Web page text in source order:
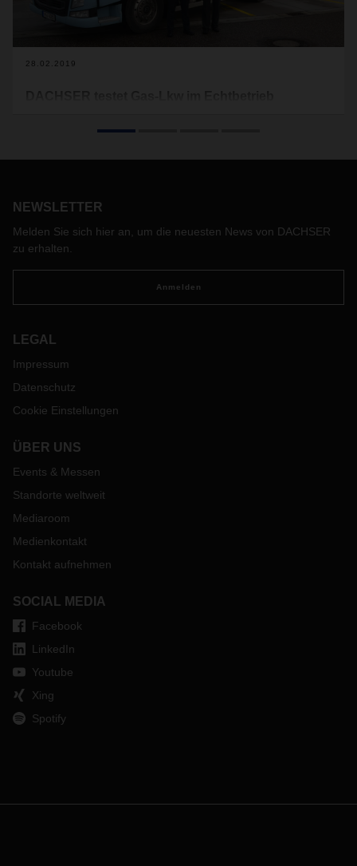
28.02.2019
NEWSLETTER
Melden Sie sich hier an, um die neuesten News von DACHSER
zu erhalten.
Anmelden
LEGAL
Impressum
Datenschutz
Cookie Einstellungen
ÜBER UNS
Events & Messen
Standorte weltweit
Mediaroom
Medienkontakt
Kontakt aufnehmen
SOCIAL MEDIA
Facebook
LinkedIn
Youtube
Xing
Spotify